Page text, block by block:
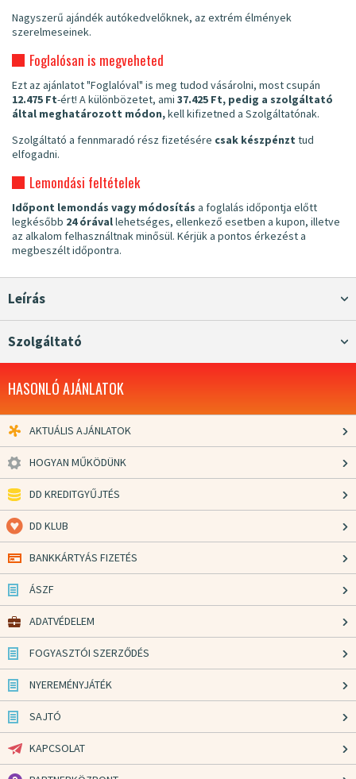
Nagyszerű ajándék autókedvelőknek, az extrém élmények
szerelmeseinek.
Foglalósan is megveheted
Ezt az ajánlatot "Foglalóval" is meg tudod vásárolni, most csupán
12.475 Ft-ért! A különbözetet, ami 37.425 Ft, pedig a szolgáltató
által meghatározott módon,kell kifizetned a Szolgáltatónak.
Szolgáltató a fennmaradó rész fizetésére csak készpénzt tud
elfogadni.
Lemondási feltételek
Időpont lemondás vagy módosítás a foglalás időpontja előtt
legkésőbb 24 órávallehetséges, ellenkező esetben a kupon, illetve
az alkalom felhasználtnak minősül. Kérjük a pontos érkezést a
megbeszélt időpontra.
Leírás
Szolgáltató
HASONLÓ AJÁNLATOK
AKTUÁLIS AJÁNLATOK
HOGYAN MŰKÖDÜNK
DD KREDITGYŰJTÉS
DD KLUB
BANKKÁRTYÁS FIZETÉS
ÁSZF
ADATVÉDELEM
FOGYASZTÓI SZERZŐDÉS
NYEREMÉNYJÁTÉK
SAJTÓ
KAPCSOLAT